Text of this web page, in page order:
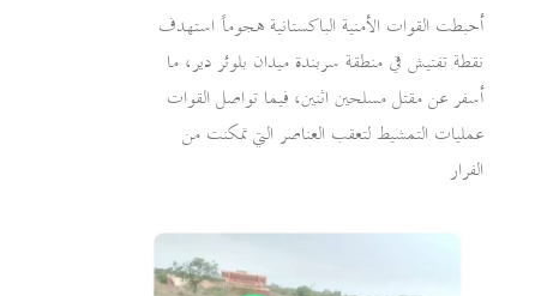
أحبطت القوات الأمنية الباكستانية هجوماً استهدف
نقطة تفتيش في منطقة سربندة ميدان بلوئر دير، ما
أسفر عن مقتل مسلحين اثنين، فيما تواصل القوات
عمليات التمشيط لتعقب العناصر التي تمكنت من
الفرار